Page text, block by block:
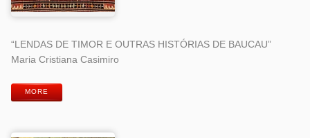
“LENDAS DE TIMOR E OUTRAS HISTÓRIAS DE BAUCAU”
Maria Cristiana Casimiro
MORE